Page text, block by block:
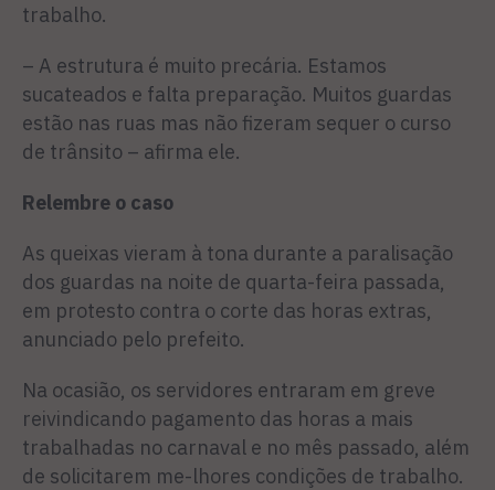
trabalho.
– A estrutura é muito precária. Estamos
sucateados e falta preparação. Muitos guardas
estão nas ruas mas não fizeram sequer o curso
de trânsito – afirma ele.
Relembre o caso
As queixas vieram à tona durante a paralisação
dos guardas na noite de quarta-feira passada,
em protesto contra o corte das horas extras,
anunciado pelo prefeito.
Na ocasião, os servidores entraram em greve
reivindicando pagamento das horas a mais
trabalhadas no carnaval e no mês passado, além
de solicitarem me-lhores condições de trabalho.